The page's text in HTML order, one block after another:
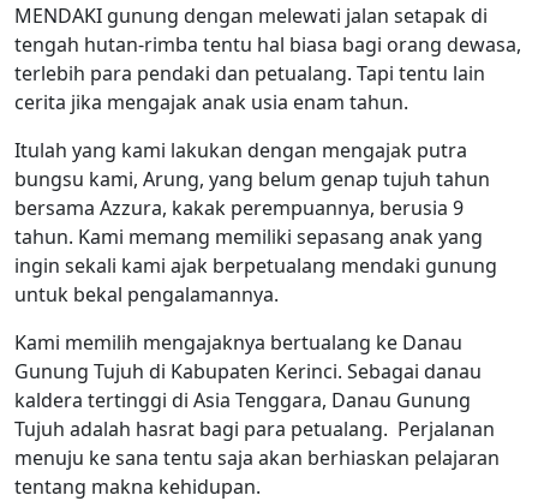
MENDAKI gunung dengan melewati jalan setapak di
tengah hutan-rimba tentu hal biasa bagi orang dewasa,
terlebih para pendaki dan petualang. Tapi tentu lain
cerita jika mengajak anak usia enam tahun.
Itulah yang kami lakukan dengan mengajak putra
bungsu kami, Arung, yang belum genap tujuh tahun
bersama Azzura, kakak perempuannya, berusia 9
tahun. Kami memang memiliki sepasang anak yang
ingin sekali kami ajak berpetualang mendaki gunung
untuk bekal pengalamannya.
Kami memilih mengajaknya bertualang ke Danau
Gunung Tujuh di Kabupaten Kerinci. Sebagai danau
kaldera tertinggi di Asia Tenggara, Danau Gunung
Tujuh adalah hasrat bagi para petualang. Perjalanan
menuju ke sana tentu saja akan berhiaskan pelajaran
tentang makna kehidupan.